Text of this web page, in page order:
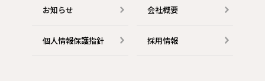
お知らせ 会社概要
個人情報保護指針 採用情報